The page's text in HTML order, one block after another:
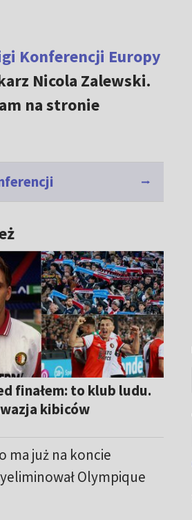
Konferencji Europy
Nicola Zalewski.
na stronie
finałem: to klub ludu.
kibiców
ma już na koncie
Olympique